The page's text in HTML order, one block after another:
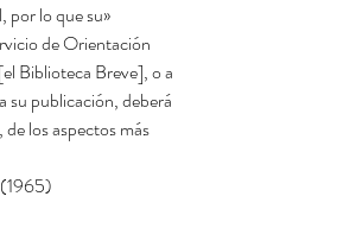
por lo que su
de Orientación
Biblioteca Breve], o a
su publicación, deberá
los aspectos más